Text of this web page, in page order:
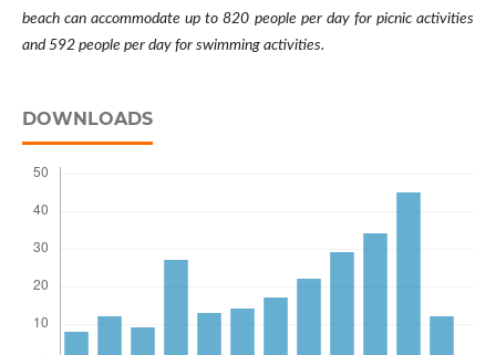
beach can accommodate up to 820 people per day for picnic activities
and 592 people per day for swimming activities.
DOWNLOADS